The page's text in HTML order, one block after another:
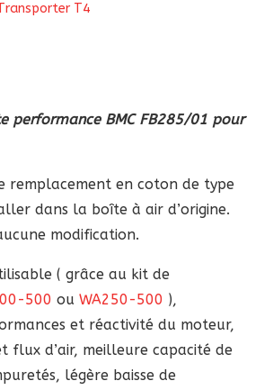
T4
performance BMC FB285/01 pour
remplacement en coton de type
dans la boîte à air d’origine.
modification.
( grâce au kit de
500 ou WA250-500 ),
et réactivité du moteur,
flux d’air, meilleure capacité de
légère baisse de